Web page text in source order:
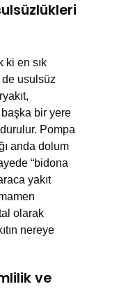
ki en sık
de usulsüz
bir yere
Pompa
anda dolum
“bidona
yakıt
olarak
nereye
ve